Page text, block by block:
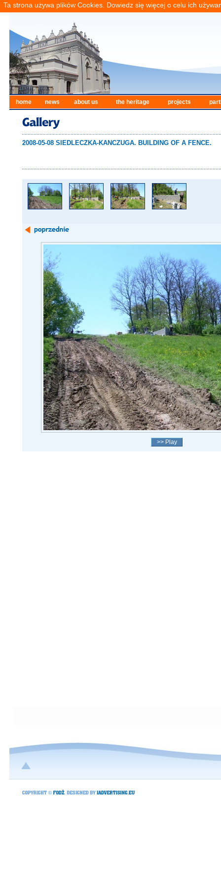
Ta strona używa plików Cookies. Dowiedz się więcej o celu ich
home news about us the heritage projects
2008-05-08 SIEDLECZKA-KANCZUGA. BUILDING OF A FENCE.
>> Play